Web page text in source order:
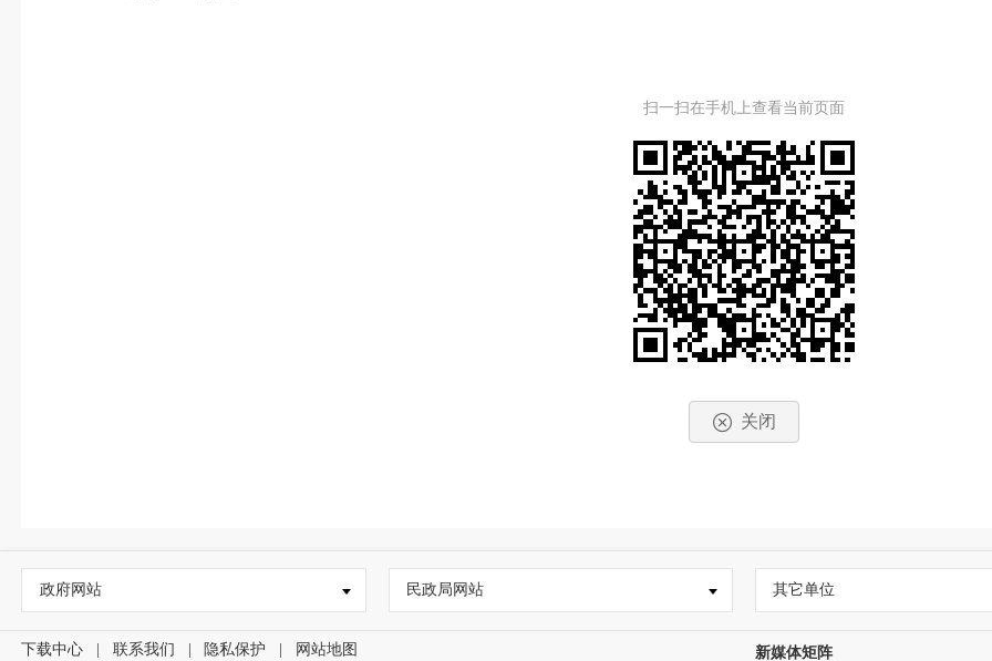
扫一扫在手机上查看当前页面
关闭
政府网站 民政局网站 其它单位
下载中心 | 联系我们 | 隐私保护 | 网站地图 新媒体矩阵